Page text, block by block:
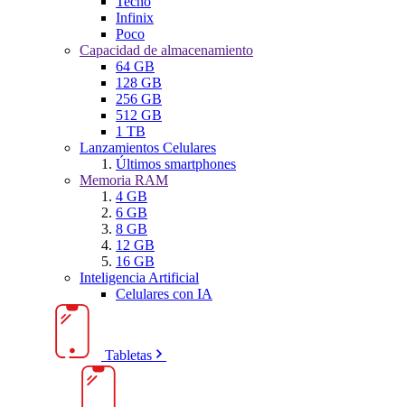
Infinix
Poco
Capacidad de almacenamiento
64 GB
128 GB
256 GB
512 GB
1 TB
Lanzamientos Celulares
Últimos smartphones
Memoria RAM
4 GB
6 GB
8 GB
12 GB
16 GB
Inteligencia Artificial
Celulares con IA
Tabletas